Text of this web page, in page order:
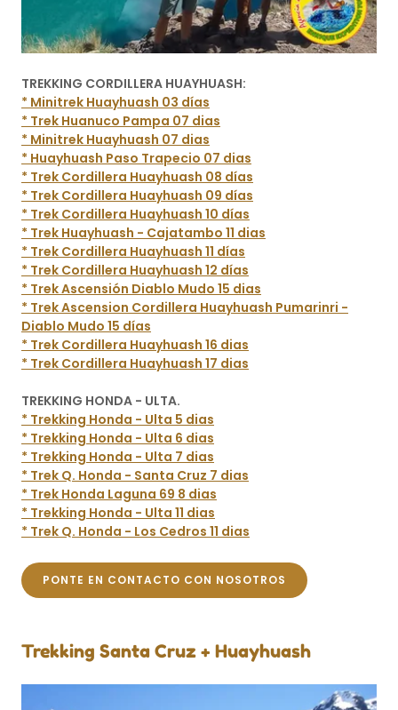
TREKKING CORDILLERA HUAYHUASH:
* Minitrek Huayhuash 03 días
* Trek Huanuco Pampa 07 dias
* Minitrek Huayhuash 07 dias
* Huayhuash Paso Trapecio 07 dias
* Trek Cordillera Huayhuash 08 días
* Trek Cordillera Huayhuash 09 días
* Trek Cordillera Huayhuash 10 días
* Trek Huayhuash - Cajatambo 11 dias
* Trek Cordillera Huayhuash 11 días
* Trek Cordillera Huayhuash 12 días
* Trek Ascensión Diablo Mudo 15 dias
* Trek Ascension Cordillera Huayhuash Pumarinri -
Diablo Mudo 15 días
* Trek Cordillera Huayhuash 16 dias
* Trek Cordillera Huayhuash 17 dias
TREKKING HONDA - ULTA.
* Trekking Honda - Ulta 5 dias
* Trekking Honda - Ulta 6 dias
* Trekking Honda - Ulta 7 dias
* Trek Q. Honda - Santa Cruz 7 dias
* Trek Honda Laguna 69 8 dias
* Trekking Honda - Ulta 11 dias
* Trek Q. Honda - Los Cedros 11 dias
PONTE EN CONTACTO CON NOSOTROS
Trekking Santa Cruz + Huayhuash